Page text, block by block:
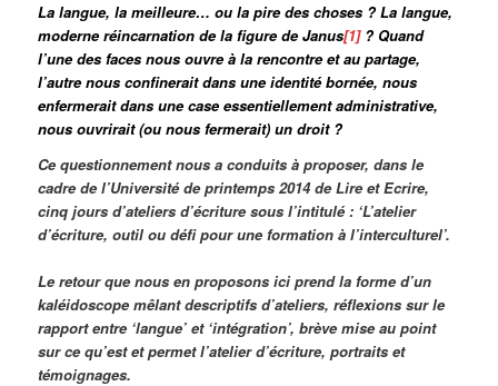
La langue, la meilleure… ou la pire des choses ? La langue,
moderne réincarnation de la figure de Janus[1]? Quand
l’une des faces nous ouvre à la rencontre et au partage,
l’autre nous confinerait dans une identité bornée, nous
enfermerait dans une case essentiellement administrative,
nous ouvrirait (ou nous fermerait) un droit ?
Ce questionnement nous a conduits à proposer, dans le
cadre de l’Université de printemps 2014 de Lire et Ecrire,
cinq jours d’ateliers d’écriture sous l’intitulé : ‘L’atelier
d’écriture, outil ou défi pour une formation à l’interculturel’.
Le retour que nous en proposons ici prend la forme d’un
kaléidoscope mêlant descriptifs d’ateliers, réflexions sur le
rapport entre ‘langue’ et ‘intégration’, brève mise au point
sur ce qu’est et permet l’atelier d’écriture, portraits et
témoignages.